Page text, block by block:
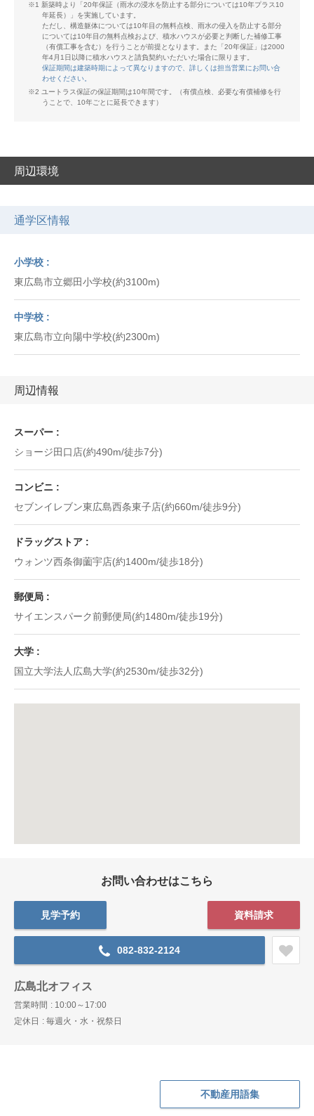
※1 新築時より「20年保証（雨水の浸水を防止する部分については10年プラス10
年延長）」を実施しています。
ただし、構造躯体については10年目の無料点検、雨水の侵入を防止する部分
については10年目の無料点検および、積水ハウスが必要と判断した補修工事
（有償工事を含む）を行うことが前提となります。また「20年保証」は2000
年4月1日以降に積水ハウスと請負契約いただいた場合に限ります。
保証期間は建築時期によって異なりますので、詳しくは担当営業にお問い合
わせください。
※2 ユートラス保証の保証期間は10年間です。（有償点検、必要な有償補修を行
うことで、10年ごとに延長できます）
周辺環境
通学区情報
小学校
東広島市立郷田小学校(約3100m)
中学校
東広島市立向陽中学校(約2300m)
周辺情報
スーパー
ショージ田口店(約490m/徒歩7分)
コンビニ
セブンイレブン東広島西条東子店(約660m/徒歩9分)
ドラッグストア
ウォンツ西条御薗宇店(約1400m/徒歩18分)
郵便局
サイエンスパーク前郵便局(約1480m/徒歩19分)
大学
国立大学法人広島大学(約2530m/徒歩32分)
お問い合わせはこちら
見学予約 資料請求
082-832-2124
広島北オフィス
営業時間
10:00～17:00
定休日
毎週火・水・祝祭日
不動産用語集